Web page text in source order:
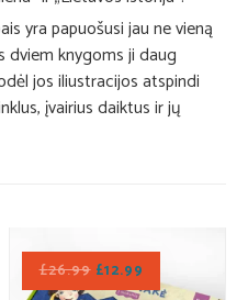
yra papuošusi jau ne vieną
dviem knygoms ji daug
jos iliustracijos atspindi
įvairius daiktus ir jų
£26.99 £12.99